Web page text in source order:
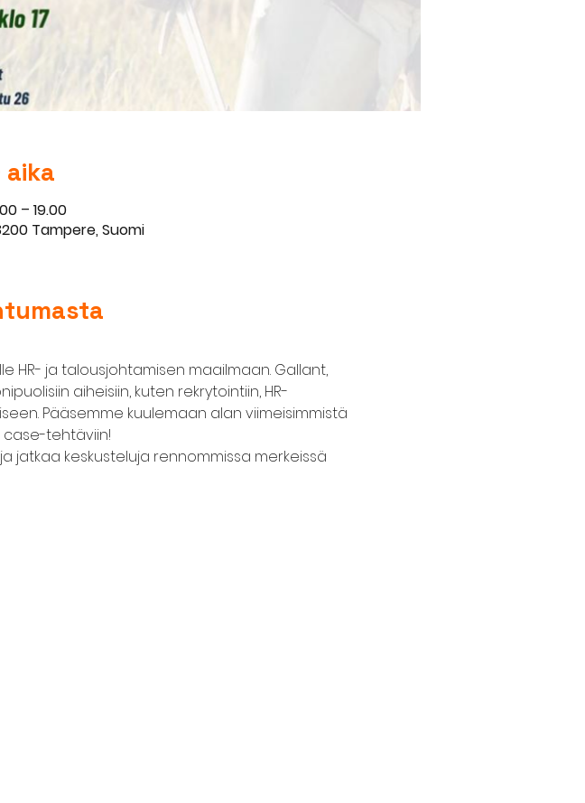
aika
– 19.00
Tampere, Suomi
HR- ja talousjohtamisen maailmaan. Gallant,
aiheisiin, kuten rekrytointiin, HR-
Pääsemme kuulemaan alan viimeisimmistä
tehtäviin!
jatkaa keskusteluja rennommissa merkeissä